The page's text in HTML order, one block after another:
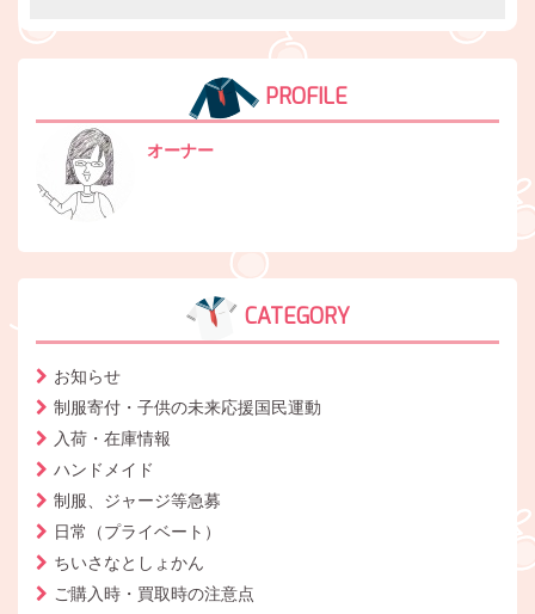
PROFILE
オーナー
CATEGORY
お知らせ
制服寄付・子供の未来応援国民運動
入荷・在庫情報
ハンドメイド
制服、ジャージ等急募
日常（プライベート）
ちいさなとしょかん
ご購入時・買取時の注意点